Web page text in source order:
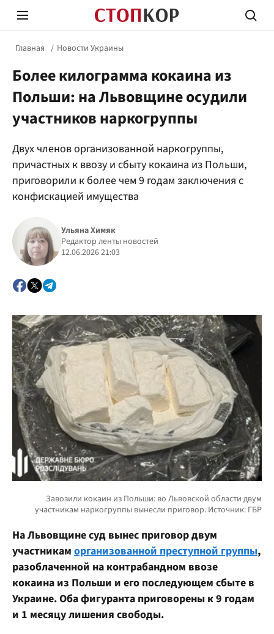
Политика
Главная Новости Украины
Более килограмма кокаина из
Польши: на Львовщине осудили
участников наркогруппы
Двух членов организованной наркогруппы,
причастных к ввозу и сбыту кокаина из Польши,
приговорили к более чем 9 годам заключения с
конфискацией имущества
Ульяна Химяк
Редактор ленты новостей
12.06.2026 21:03
На Львовщине суд вынес приговор двум
участникам организованной преступной группы,
разоблаченной на контрабандном ввозе
кокаина из Польши и его последующем сбыте в
Украине. Оба фигуранта приговорены к 9 годам
и 1 месяцу лишения свободы.